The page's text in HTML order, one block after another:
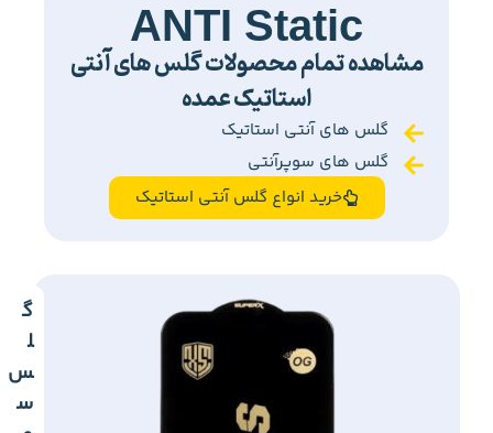
ANTI Static
مشاهده تمام محصولات گلس های آنتی
استاتیک عمده
گلس های آنتی استاتیک
گلس های سوپرآنتی
خرید انواع گلس آنتی استاتیک
گ
ل
س
س